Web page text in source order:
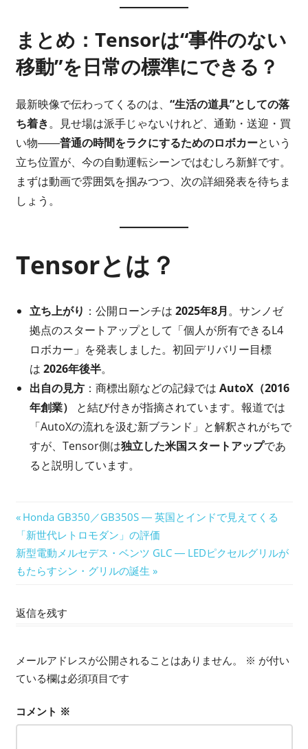
まとめ：Tensorは“事件のない
移動”を日常の標準にできる？
最新映像で伝わってくるのは、 “生活の道具”としての落
ち着き。見せ場は派手じゃないけれど、通勤・送迎・買
い物――普通の時間をラクにするためのロボカーという
立ち位置が、今の自動運転シーンではむしろ新鮮です。
まずは動画で雰囲気を掴みつつ、次の詳細発表を待ちま
しょう。
Tensorとは？
立ち上がり ：公開ローンチは 2025年8月。サンノゼ
拠点のスタートアップとして「個人が所有できるL4
ロボカー」を発表しました。初回デリバリー目標
は 2026年後半。
出自の見方：商標出願などの記録では AutoX（2016
年創業）
と結び付きが指摘されています。報道では
「AutoXの流れを汲む新ブランド」と解釈されがちで
すが、Tensor側は独立した米国スタートアップであ
ると説明しています。
投
稿
ナ
ビ
ー
シ
ョ
ン
前
の
記
事:
Honda GB350／GB350S ― 英国とインドで見えてくる
「新世代レトロモダン」の評価
次
の
事:
新型電動メルセデス・ベンツ GLC ― LEDピクセルグリルが
もたらすシン・グリルの誕生
返信を残す
メールアドレスが公開されることはありません。 ※ が付い
ている欄は必須項目です
コメント ※